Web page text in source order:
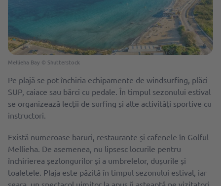
Mellieha Bay © Shutterstock
Pe plajă se pot închiria echipamente de windsurfing, plăci
SUP, caiace sau bărci cu pedale. În timpul sezonului estival
se organizează lecții de surfing și alte activități sportive cu
instructori.
Există numeroase baruri, restaurante și cafenele în Golful
Mellieha. De asemenea, nu lipsesc locurile pentru
închirierea șezlongurilor și a umbrelelor, dușurile și
toaletele. Plaja este păzită în timpul sezonului estival, iar
seara, un spectacol uimitor la apus îi așteaptă pe vizitatori.